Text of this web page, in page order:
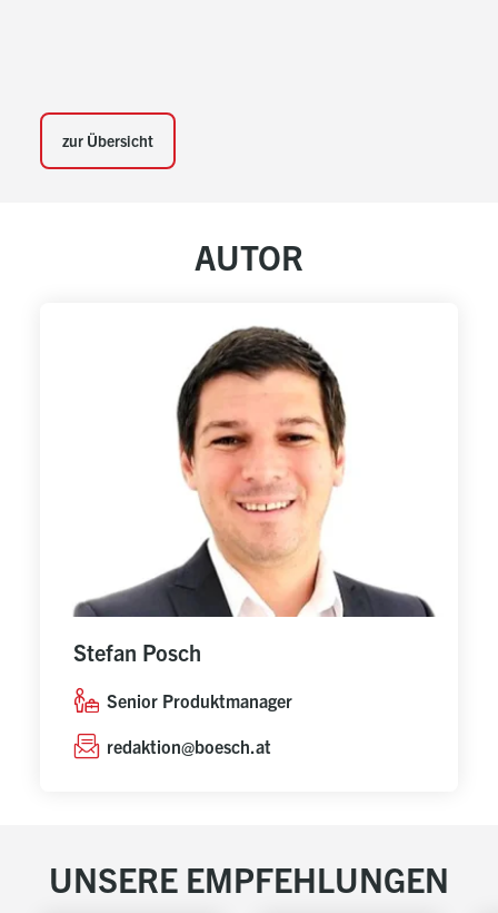
zur Übersicht
AUTOR
Stefan Posch
Senior Produktmanager
redaktion@boesch.at
UNSERE EMPFEHLUNGEN